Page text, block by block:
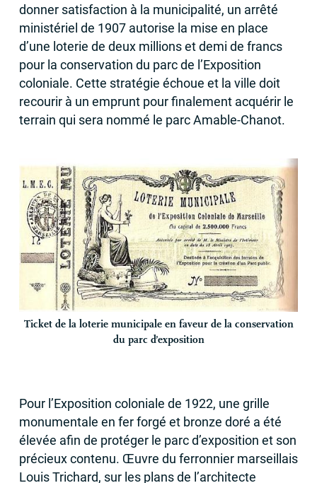
donner satisfaction à la municipalité, un arrêté
ministériel de 1907 autorise la mise en place
d’une loterie de deux millions et demi de francs
pour la conservation du parc de l’Exposition
coloniale. Cette stratégie échoue et la ville doit
recourir à un emprunt pour finalement acquérir le
terrain qui sera nommé le parc Amable-Chanot.
Ticket de la loterie municipale en faveur de la conservation
du parc d’exposition
Pour l’Exposition coloniale de 1922, une grille
monumentale en fer forgé et bronze doré a été
élevée afin de protéger le parc d’exposition et son
précieux contenu. Œuvre du ferronnier marseillais
Louis Trichard, sur les plans de l’architecte